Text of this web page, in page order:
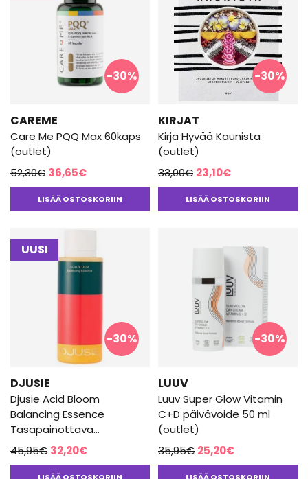
-30%
CAREME
Care Me PQQ Max 60kaps
(outlet)
52,30€ Alkuperäinen
hinta
oli:
36,65€Nykyinen
hinta
on:
LISÄÄ OSTOSKORIIN
-30%
KIRJAT
Kirja Hyvää Kaunista
(outlet)
33,00€ Alkuperäinen
hinta
oli:
23,10€Nykyinen
hinta
on:
LISÄÄ OSTOSKORIIN
UUSI
-30%
DJUSIE
Djusie Acid Bloom
Balancing Essence
Tasapainottava
Hoitoneste 100ml(outlet)
45,95€ Alkuperäinen
hinta
32,20€Nykyinen
hinta
-30%
LUUV
Luuv Super Glow Vitamin
C+D päivävoide 50 ml
(outlet)
35,95€ Alkuperäinen
hinta
25,20€Nykyinen
hinta